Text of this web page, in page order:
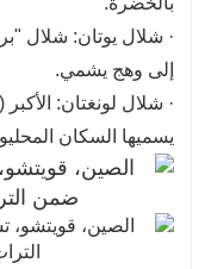
· شلال يوتان: شلال
إلى وهج يشمي.
يسميها السكان